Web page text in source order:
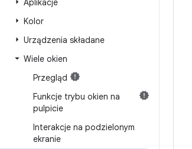
Aplikacje
Kolor
Urządzenia składane
Wiele okien
Przegląd
Funkcje trybu okien na
pulpicie
Interakcje na podzielonym
ekranie